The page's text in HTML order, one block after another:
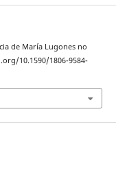
de María Lugones no
10.1590/1806-9584-